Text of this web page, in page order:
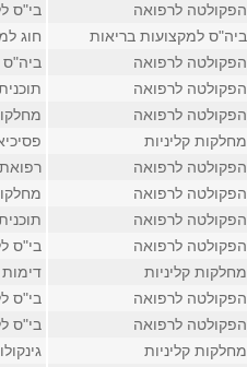
הפקולטה לרפואה
בי"ס
ביה"ס למקצועות בריאות
חוג
הפקולטה לרפואה ביה"ס
הפקולטה לרפואה
הפקולטה לרפואה
מחלקות קליניות
הפקולטה לרפואה
הפקולטה לרפואה
הפקולטה לרפואה
הפקולטה לרפואה
בי"ס
מחלקות קליניות
דימות
הפקולטה לרפואה
בי"ס
הפקולטה לרפואה בי"ס
מחלקות קליניות